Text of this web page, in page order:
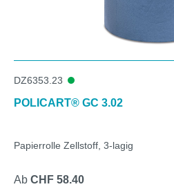
DZ6353.23
POLICART® GC 3.02
Papierrolle Zellstoff, 3-lagig
Ab CHF 58.40